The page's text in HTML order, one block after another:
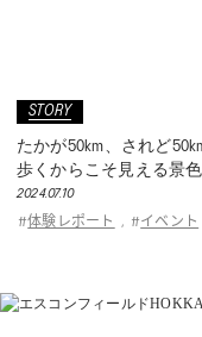
STORY
たかが50km、されど
歩くからこそ見える景
2024.07.10
#体験レポート , # イベント